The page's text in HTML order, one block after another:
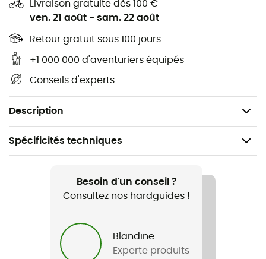
Livraison gratuite dès 100 €
ven. 21 août - sam. 22 août
Retour gratuit sous 100 jours
+1 000 000 d'aventuriers équipés
Conseils d'experts
Description
Aucune contrainte sur le pied, sensibilité maximum
Nouveau concept d’escalade plus instinctive, plus
mouvements et suivant parfaitement le pied
Poids : 2 x 190 g
Spécificités techniques
Homme / Femme
Besoin d'un conseil ?
Consultez nos hardguides !
Blandine
Experte produits